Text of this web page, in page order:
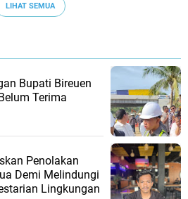
LIHAT SEMUA
Bupati Bireuen
Terima
Penolakan
Demi Melindungi
Lingkungan